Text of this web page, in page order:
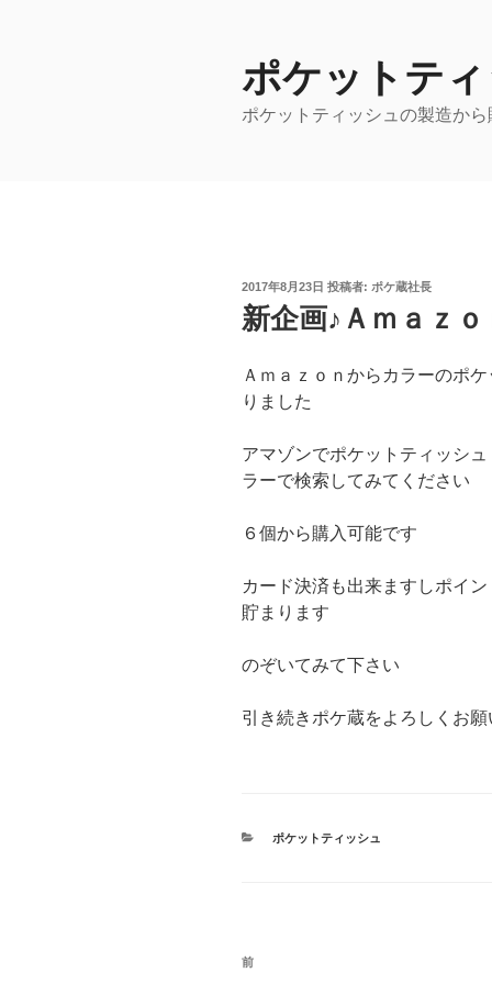
ポケットテ
ポケットティッシュの製造か
投
稿
日:
2017年8月23日 投稿者: ポケ蔵社長
新企画♪Ａｍａｚ
Ａｍａｚｏｎからカラーのポ
りました
アマゾンでポケットティッシ
ラーで検索してみてください
６個から購入可能です
カード決済も出来ますしポイン
貯まります
のぞいてみて下さい
引き続きポケ蔵をよろしくお
カ
ポケットティッシュ
投
前
前